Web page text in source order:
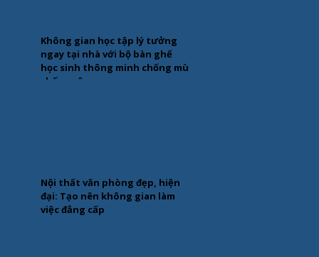
Không gian học tập lý tưởng
ngay tại nhà với bộ bàn ghế
học sinh thông minh chống mù
chống cận
Nội thất văn phòng đẹp, hiện
đại: Tạo nên không gian làm
việc đẳng cấp